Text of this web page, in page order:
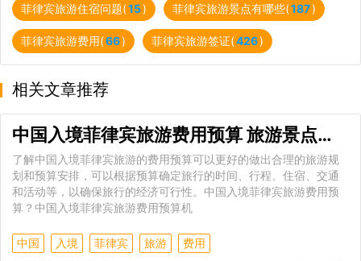
菲律宾旅游住宿问题(15) 菲律宾旅游景点有哪些(187)
菲律宾旅游费用(66) 菲律宾旅游签证(426)
相关文章推荐
中国入境菲律宾旅游费用预算 旅游景点推荐
了解中国入境菲律宾旅游的费用预算可以更好的做出合理的旅游规
划和预算安排，可以根据预算确定旅行的时间、行程、住宿、交通
和活动等，以确保旅行的经济可行性。中国入境菲律宾旅游费用预
算？中国入境菲律宾旅游费用预算机
中国 入境 菲律宾 旅游 费用